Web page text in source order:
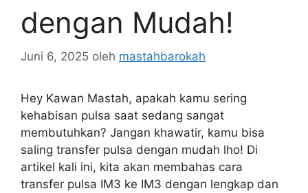
dengan Mudah!
Juni 6, 2025 oleh mastahbarokah
Hey Kawan Mastah, apakah kamu sering
kehabisan pulsa saat sedang sangat
membutuhkan? Jangan khawatir, kamu bisa
saling transfer pulsa dengan mudah lho! Di
artikel kali ini, kita akan membahas cara
transfer pulsa IM3 ke IM3 dengan lengkap dan